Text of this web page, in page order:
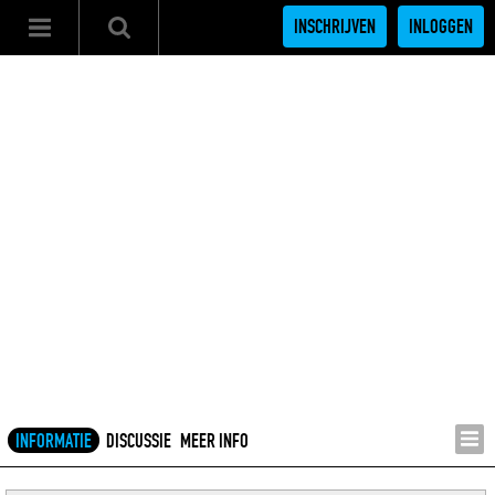
INSCHRIJVEN INLOGGEN
INFORMATIE DISCUSSIE MEER INFO